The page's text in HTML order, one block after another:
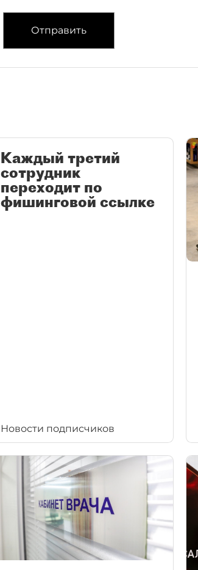
Отправить
Каждый третий
сотрудник
переходит по
фишинговой ссылке
Новости подписчиков